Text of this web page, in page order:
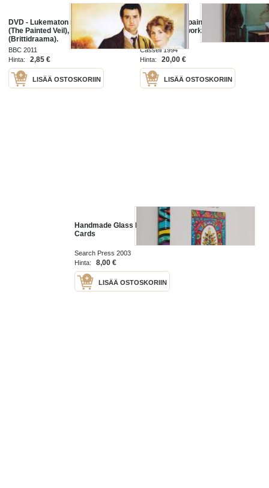
DVD - Lukematon rakkaustarina
(The Painted Veil), 2011.
(Brittidraama).
BBC 2011
Hinta:
2,85 €
LISÄÄ OSTOSKORIIN
Scandinavian painted furniture : a
step-by-step workbook
Cassell 1994
Hinta:
20,00 €
LISÄÄ OSTOSKORIIN
Handmade Glass Painted Greeting
Cards
Search Press 2003
Hinta:
8,00 €
LISÄÄ OSTOSKORIIN